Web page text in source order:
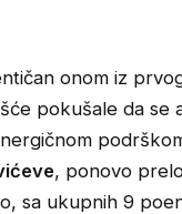
onom iz
pokušale da se
, ponovo
sa ukupnih 9